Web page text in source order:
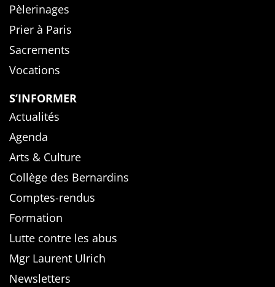
Pèlerinages
Prier à Paris
Sacrements
Vocations
S’INFORMER
Actualités
Agenda
Arts & Culture
Collège des Bernardins
Comptes-rendus
Formation
Lutte contre les abus
Mgr Laurent Ulrich
Newsletters